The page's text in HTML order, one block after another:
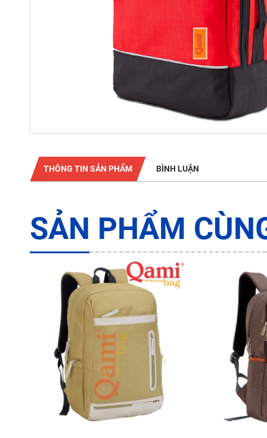
THÔNG TIN SẢN PHẨM BÌNH LUẬN
SẢN PHẨM